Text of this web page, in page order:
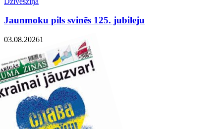
Jaunmoku pils svinēs 125. jubileju
03.08.20261